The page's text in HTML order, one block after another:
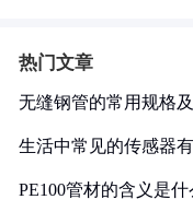
热门文章
无缝钢管的常用规格
生活中常见的传感器
PE100管材的含义是什